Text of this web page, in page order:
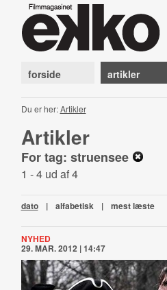
forside artikler
Du er her:Artikler
Artikler
For tag: struensee
1 - 4 ud af 4
dato | alfabetisk | mest læste
NYHED
29. MAR. 2012 | 14:47